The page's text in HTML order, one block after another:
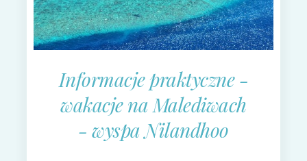
Informacje praktyczne -
wakacje na Malediwach
- wyspa Nilandhoo